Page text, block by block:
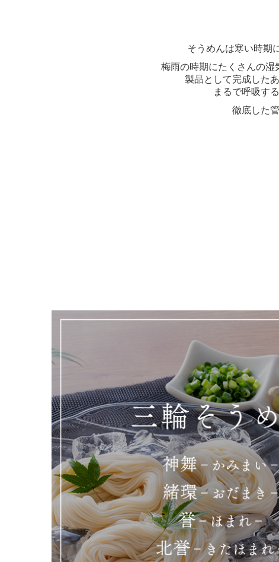
そうめんは寒い時期
梅雨の時期にたくさんの湿
製品として完成した
まるで呼吸す
徹底した